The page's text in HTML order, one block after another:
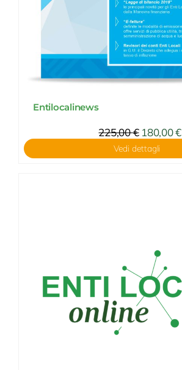
Entilocalinews
225,00€ 180,00€
Vedi dettagli